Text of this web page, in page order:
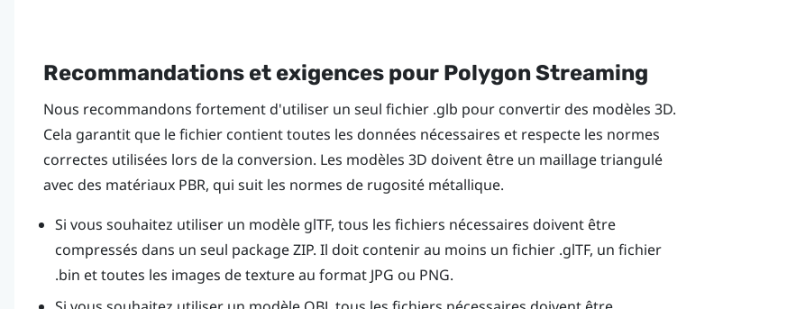
Recommandations et exigences pour Polygon Streaming
Nous recommandons fortement d'utiliser un seul fichier .glb pour convertir des modèles 3D.
Cela garantit que le fichier contient toutes les données nécessaires et respecte les normes
correctes utilisées lors de la conversion. Les modèles 3D doivent être un maillage triangulé
avec des matériaux PBR, qui suit les normes de rugosité métallique.
Si vous souhaitez utiliser un modèle glTF, tous les fichiers nécessaires doivent être
compressés dans un seul package ZIP. Il doit contenir au moins un fichier .glTF, un fichier
.bin et toutes les images de texture au format JPG ou PNG.